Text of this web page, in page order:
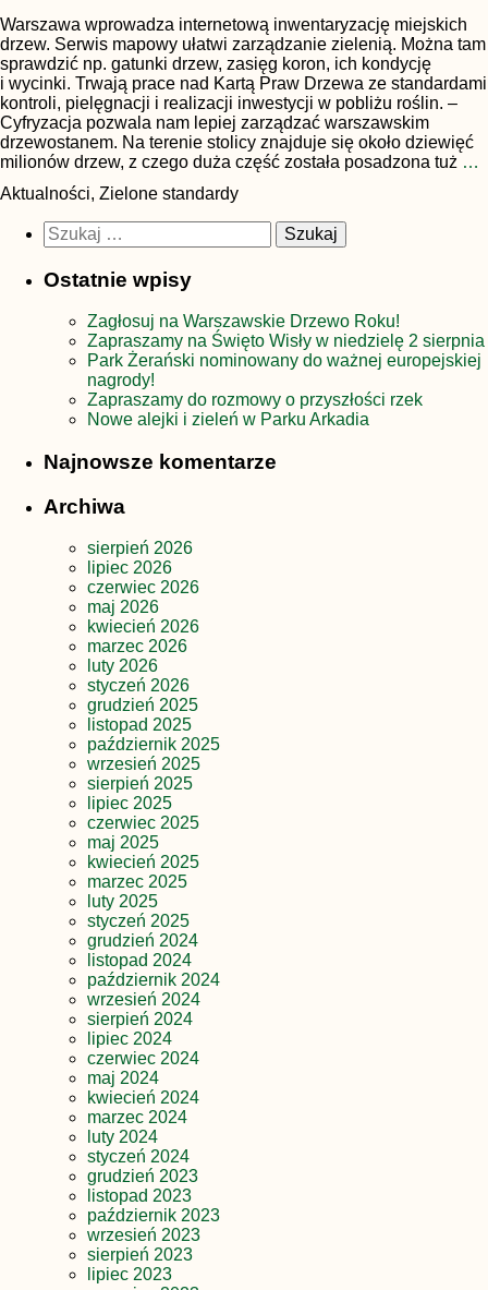
Warszawa wprowadza internetową inwentaryzację miejskich
drzew. Serwis mapowy ułatwi zarządzanie zielenią. Można tam
sprawdzić np. gatunki drzew, zasięg koron, ich kondycję
i wycinki. Trwają prace nad Kartą Praw Drzewa ze standardami
kontroli, pielęgnacji i realizacji inwestycji w pobliżu roślin. –
Cyfryzacja pozwala nam lepiej zarządzać warszawskim
drzewostanem. Na terenie stolicy znajduje się około dziewięć
milionów drzew, z czego duża część została posadzona tuż …
Aktualności, Zielone standardy
Szukaj:
Ostatnie wpisy
Zagłosuj na Warszawskie Drzewo Roku!
Zapraszamy na Święto Wisły w niedzielę 2 sierpnia
Park Żerański nominowany do ważnej europejskiej
nagrody!
Zapraszamy do rozmowy o przyszłości rzek
Nowe alejki i zieleń w Parku Arkadia
Najnowsze komentarze
Archiwa
sierpień 2026
lipiec 2026
czerwiec 2026
maj 2026
kwiecień 2026
marzec 2026
luty 2026
styczeń 2026
grudzień 2025
listopad 2025
październik 2025
wrzesień 2025
sierpień 2025
lipiec 2025
czerwiec 2025
maj 2025
kwiecień 2025
marzec 2025
luty 2025
styczeń 2025
grudzień 2024
listopad 2024
październik 2024
wrzesień 2024
sierpień 2024
lipiec 2024
czerwiec 2024
maj 2024
kwiecień 2024
marzec 2024
luty 2024
styczeń 2024
grudzień 2023
listopad 2023
październik 2023
wrzesień 2023
sierpień 2023
lipiec 2023